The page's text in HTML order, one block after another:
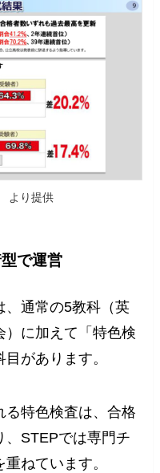
より提供
で運営
、通常の5教科（英
）に加えて「特色検
があります。
る特色検査は、合格
、STEPでは専門チ
ねています。